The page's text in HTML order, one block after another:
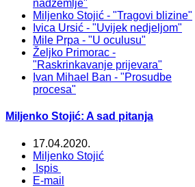
nadzemlje"
Miljenko Stojić - "Tragovi blizine"
Ivica Ursić - "Uvijek nedjeljom"
Mile Prpa - "U oculusu"
Željko Primorac -
"Raskrinkavanje prijevara"
Ivan Mihael Ban - "Prosudbe
procesa"
Miljenko Stojić: A sad pitanja
17.04.2020.
Miljenko Stojić
Ispis
E-mail